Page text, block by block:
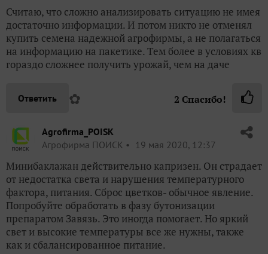
Считаю, что сложно анализировать ситуацию не имея
достаточно информации. И потом никто не отменял
купить семена надежной агрофирмы, а не полагаться
на информацию на пакетике. Тем более в условиях кв
гораздо сложнее получить урожай, чем на даче
Ответить ✿ 2 Спасибо!
Agrofirma_POISK
Агрофирма ПОИСК
19 мая 2020, 12:37
Минибаклажан действительно капризен. Он страдает
от недостатка света и нарушения температурного
фактора, питания. Сброс цветков- обычное явление.
Попробуйте обработать в фазу бутонизации
препаратом Завязь. Это иногда помогает. Но яркий
свет и высокие температуры все же нужны, также
как и сбалансированное питание.